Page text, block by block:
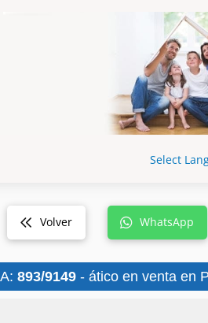
Select
Volver WhatsApp
893/9149- ático en venta en